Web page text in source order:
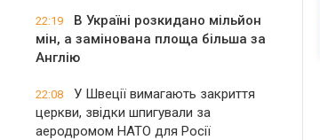
22:19
В Україні розкидано мільйон
мін, а замінована площа більша за
Англію
22:08
У Швеції вимагають закриття
церкви, звідки шпигували за
аеродромом НАТО для Росії